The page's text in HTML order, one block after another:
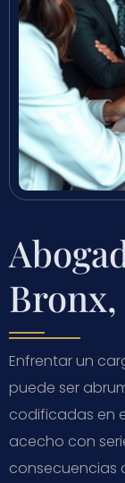
Bronx,
Enfrentar un
puede ser
codificadas en
acecho con
consecuencias